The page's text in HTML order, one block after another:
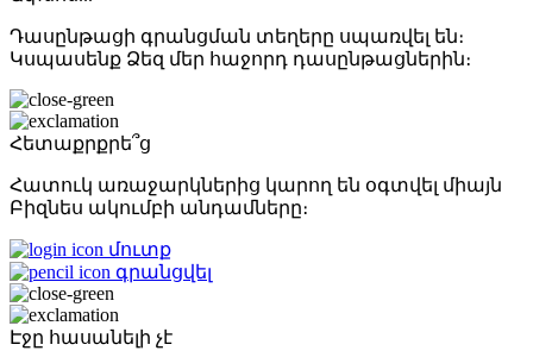
Դասընթացի գրանցման տեղերը սպառվել են։
Կսպասենք Ձեզ մեր հաջորդ դասընթացներին։
Հետաքրքրե՞ց
Հատուկ առաջարկներից կարող են օգտվել միայն
Բիզնես ակումբի անդամները։
մուտք
գրանցվել
Էջը հասանելի չէ